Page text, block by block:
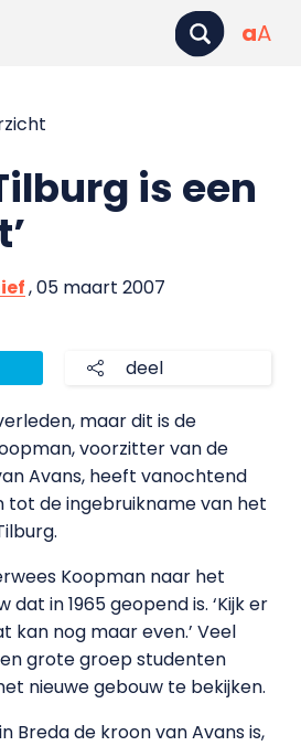
aA
is een
, 05 maart 2007
deel
maar dit is de
voorzitter van de
Avans, heeft vanochtend
tot de ingebruikname van het
Koopman naar het
in 1965 geopend is. ‘Kijk er
kan nog maar even.’ Veel
grote groep studenten
nieuwe gebouw te bekijken.
Breda de kroon van Avans is,